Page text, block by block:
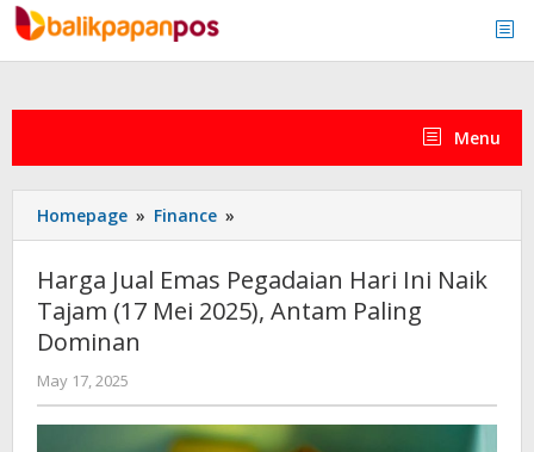
Skip
to
content
Menu
Homepage » Finance »
Jual
Pegadaian
Hari
(17
Mei
Harga Jual Emas Pegadaian Hari Ini Naik
Tajam (17 Mei 2025), Antam Paling
Dominan
May 17, 2025
admin